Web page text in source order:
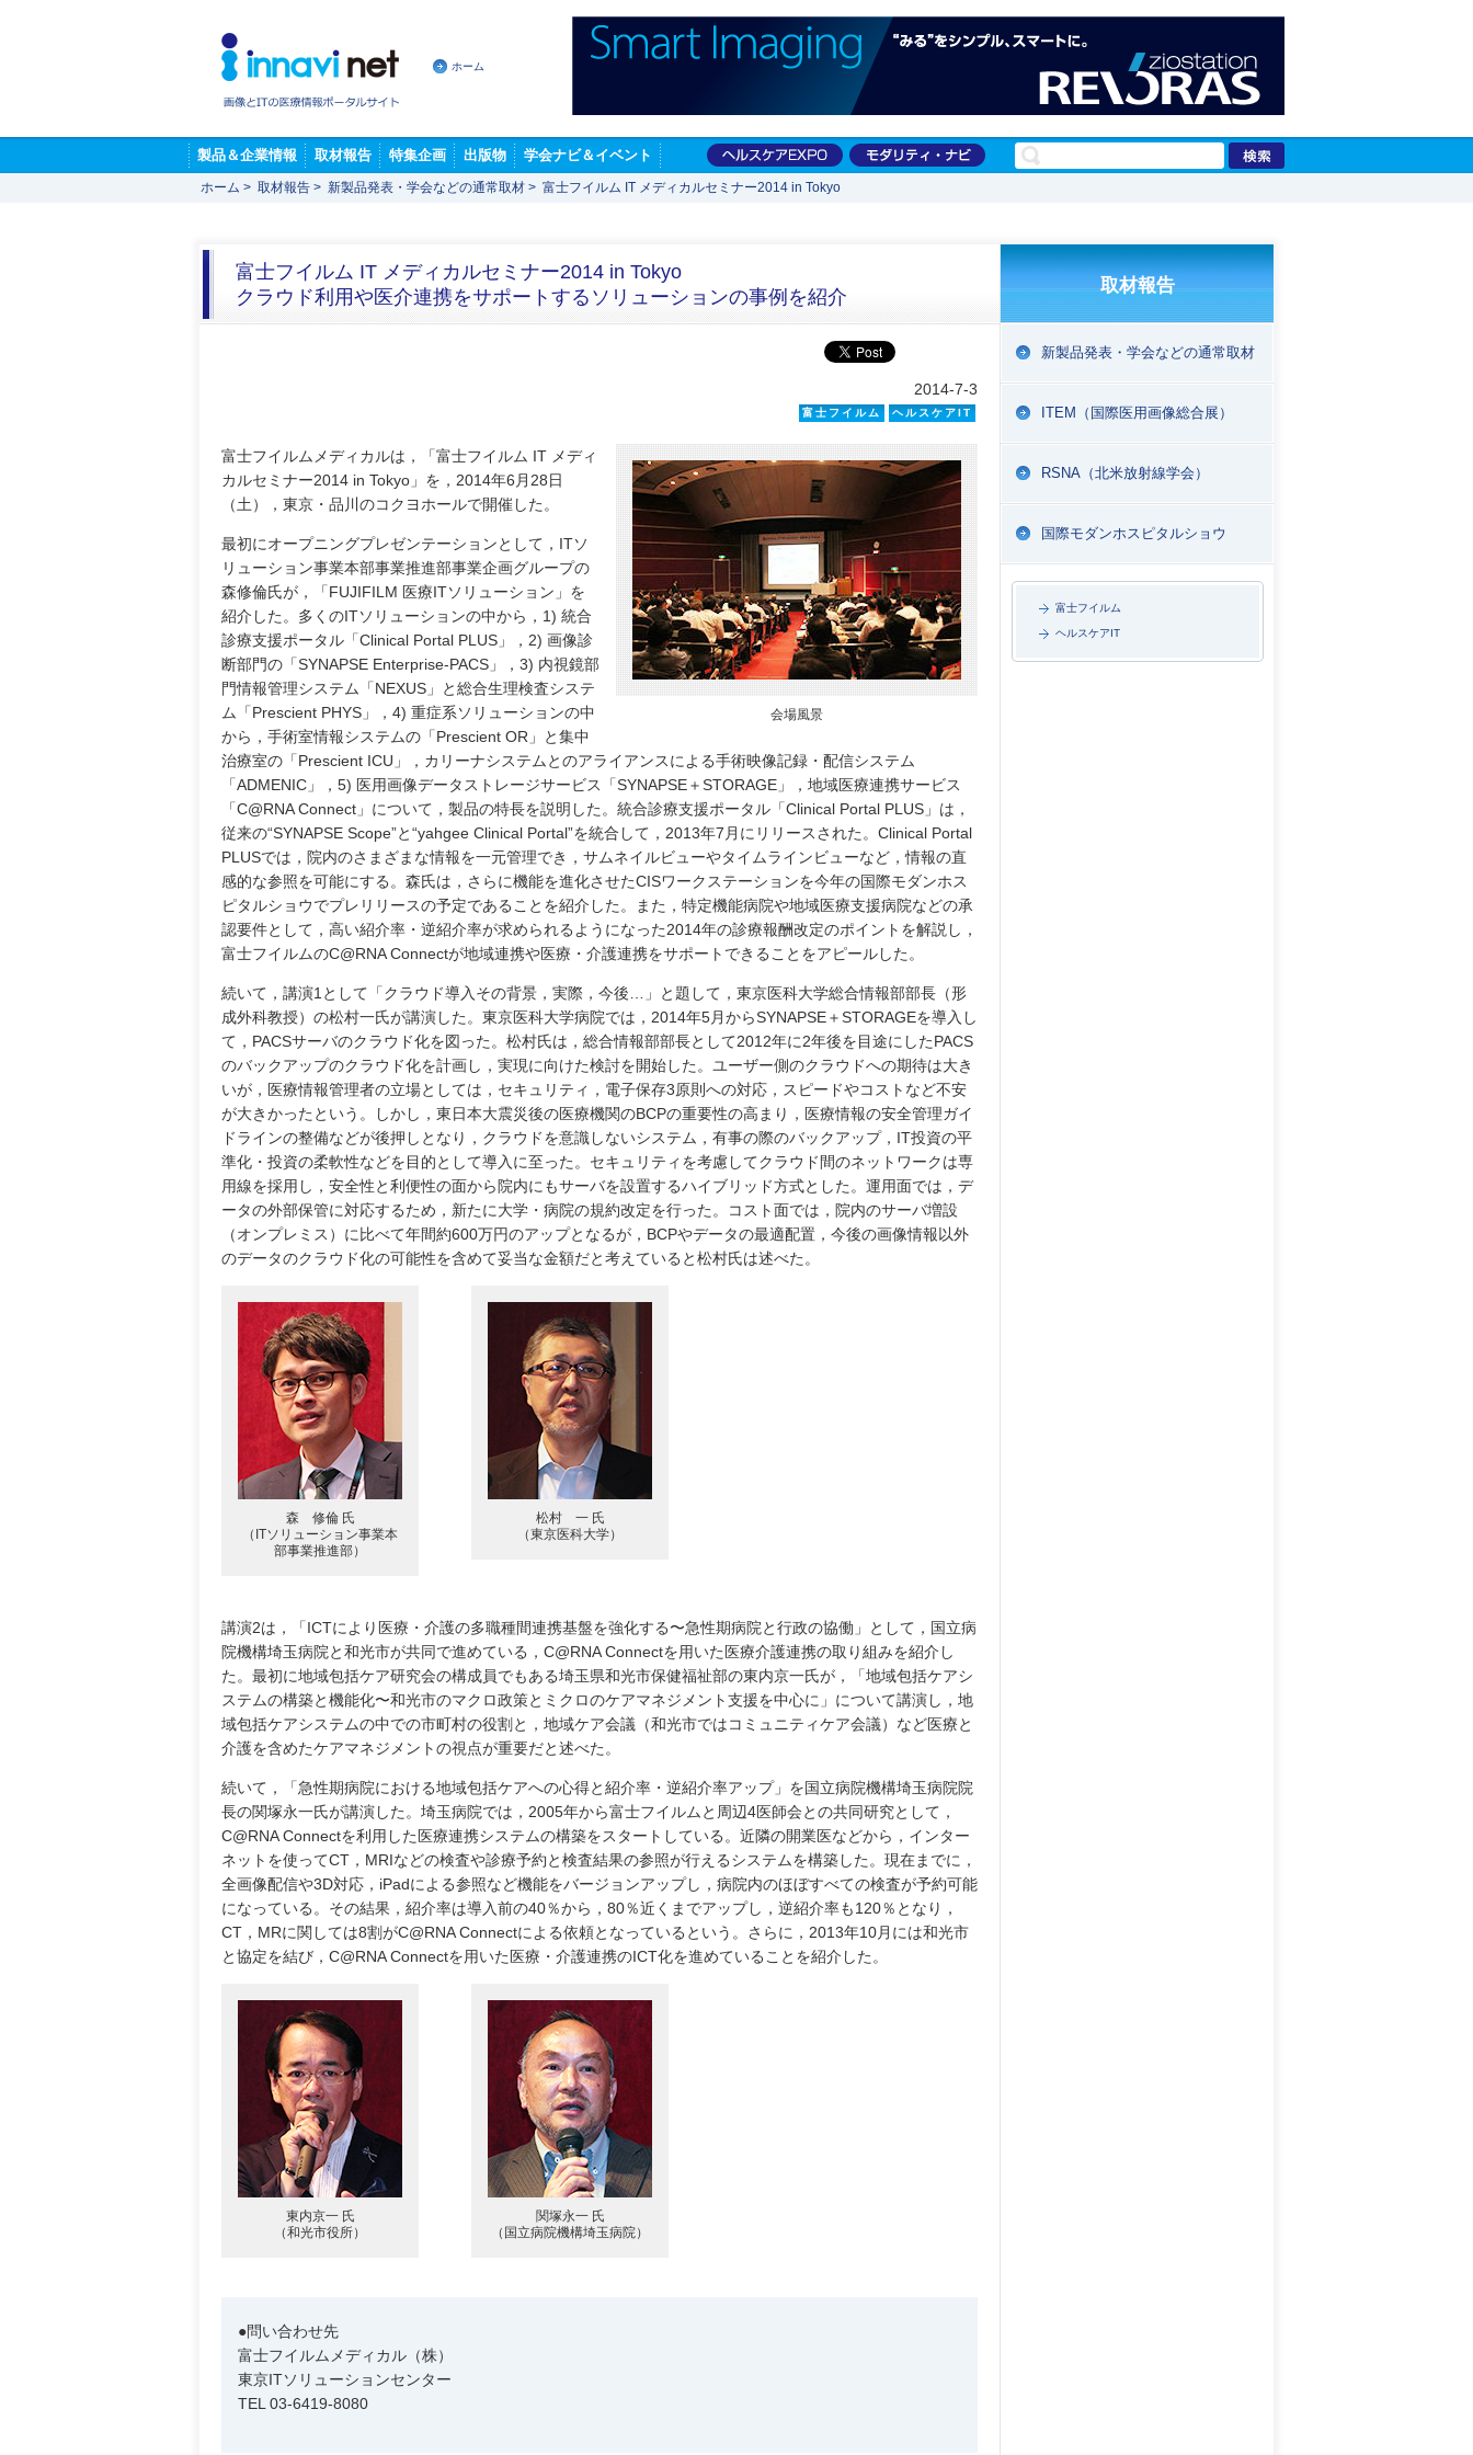
ホーム
製品＆企業情報 取材報告 特集企画 出版物 学会ナビ＆イベント
ホーム > 取材報告 > 新製品発表・学会などの通常取材 > 富士フイルム IT メディカルセミナー2014 in Tokyo
富士フイルム IT メディカルセミナー2014 in Tokyo
クラウド利用や医介連携をサポートするソリューションの事例を紹介
2014-7-3
富士フイルム ヘルスケアIT
会場風景
富士フイルムメディカルは，「富士フイルム IT メディ
カルセミナー2014 in Tokyo」を，2014年6月28日
（土），東京・品川のコクヨホールで開催した。
最初にオープニングプレゼンテーションとして，ITソ
リューション事業本部事業推進部事業企画グループの
森修倫氏が，「FUJIFILM 医療ITソリューション」を
紹介した。多くのITソリューションの中から，1) 統合
診療支援ポータル「Clinical Portal PLUS」，2) 画像診
断部門の「SYNAPSE Enterprise-PACS」，3) 内視鏡部
門情報管理システム「NEXUS」と総合生理検査システ
ム「Prescient PHYS」，4) 重症系ソリューションの中
から，手術室情報システムの「Prescient OR」と集中
治療室の「Prescient ICU」，カリーナシステムとのアライアンスによる手術映像記録・配信システム
「ADMENIC」，5) 医用画像データストレージサービス「SYNAPSE＋STORAGE」，地域医療連携サービス
「C@RNA Connect」について，製品の特長を説明した。統合診療支援ポータル「Clinical Portal PLUS」は，
従来の“SYNAPSE Scope”と“yahgee Clinical Portal”を統合して，2013年7月にリリースされた。Clinical Portal
PLUSでは，院内のさまざまな情報を一元管理でき，サムネイルビューやタイムラインビューなど，情報の直
感的な参照を可能にする。森氏は，さらに機能を進化させたCISワークステーションを今年の国際モダンホス
ピタルショウでプレリリースの予定であることを紹介した。また，特定機能病院や地域医療支援病院などの承
認要件として，高い紹介率・逆紹介率が求められるようになった2014年の診療報酬改定のポイントを解説し，
富士フイルムのC@RNA Connectが地域連携や医療・介護連携をサポートできることをアピールした。
続いて，講演1として「クラウド導入その背景，実際，今後…」と題して，東京医科大学総合情報部部長（形
成外科教授）の松村一氏が講演した。東京医科大学病院では，2014年5月からSYNAPSE＋STORAGEを導入し
て，PACSサーバのクラウド化を図った。松村氏は，総合情報部部長として2012年に2年後を目途にしたPACS
のバックアップのクラウド化を計画し，実現に向けた検討を開始した。ユーザー側のクラウドへの期待は大き
いが，医療情報管理者の立場としては，セキュリティ，電子保存3原則への対応，スピードやコストなど不安
が大きかったという。しかし，東日本大震災後の医療機関のBCPの重要性の高まり，医療情報の安全管理ガイ
ドラインの整備などが後押しとなり，クラウドを意識しないシステム，有事の際のバックアップ，IT投資の平
準化・投資の柔軟性などを目的として導入に至った。セキュリティを考慮してクラウド間のネットワークは専
用線を採用し，安全性と利便性の面から院内にもサーバを設置するハイブリッド方式とした。運用面では，デ
ータの外部保管に対応するため，新たに大学・病院の規約改定を行った。コスト面では，院内のサーバ増設
（オンプレミス）に比べて年間約600万円のアップとなるが，BCPやデータの最適配置，今後の画像情報以外
のデータのクラウド化の可能性を含めて妥当な金額だと考えていると松村氏は述べた。
森 修倫 氏
（ITソリューション事業本
部事業推進部）
松村 一 氏
（東京医科大学）
講演2は，「ICTにより医療・介護の多職種間連携基盤を強化する〜急性期病院と行政の協働」として，国立病
院機構埼玉病院と和光市が共同で進めている，C@RNA Connectを用いた医療介護連携の取り組みを紹介し
た。最初に地域包括ケア研究会の構成員でもある埼玉県和光市保健福祉部の東内京一氏が，「地域包括ケアシ
ステムの構築と機能化〜和光市のマクロ政策とミクロのケアマネジメント支援を中心に」について講演し，地
域包括ケアシステムの中での市町村の役割と，地域ケア会議（和光市ではコミュニティケア会議）など医療と
介護を含めたケアマネジメントの視点が重要だと述べた。
続いて，「急性期病院における地域包括ケアへの心得と紹介率・逆紹介率アップ」を国立病院機構埼玉病院院
長の関塚永一氏が講演した。埼玉病院では，2005年から富士フイルムと周辺4医師会との共同研究として，
C@RNA Connectを利用した医療連携システムの構築をスタートしている。近隣の開業医などから，インター
ネットを使ってCT，MRIなどの検査や診療予約と検査結果の参照が行えるシステムを構築した。現在までに，
全画像配信や3D対応，iPadによる参照など機能をバージョンアップし，病院内のほぼすべての検査が予約可能
になっている。その結果，紹介率は導入前の40％から，80％近くまでアップし，逆紹介率も120％となり，
CT，MRに関しては8割がC@RNA Connectによる依頼となっているという。さらに，2013年10月には和光市
と協定を結び，C@RNA Connectを用いた医療・介護連携のICT化を進めていることを紹介した。
東内京一 氏
（和光市役所）
関塚永一 氏
（国立病院機構埼玉病院）
●問い合わせ先
富士フイルムメディカル（株）
東京ITソリューションセンター
TEL 03-6419-8080
取材報告
新製品発表・学会などの通常取材
ITEM（国際医用画像総合展）
RSNA（北米放射線学会）
国際モダンホスピタルショウ
富士フイルム
ヘルスケアIT